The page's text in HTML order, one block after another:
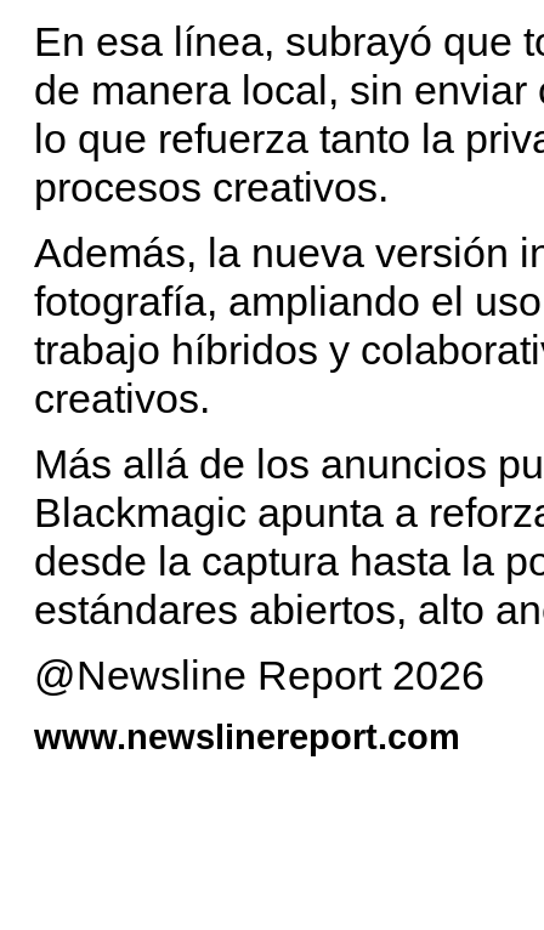
En esa línea, subrayó que
de manera local, sin
lo que refuerza tanto la
procesos creativos.
Además, la nueva versión
fotografía, ampliando el
trabajo híbridos y
creativos.
Más allá de los anuncios
Blackmagic apunta a
desde la captura hasta la
estándares abiertos, alto
@Newsline Report 2026
www.newslinereport.com